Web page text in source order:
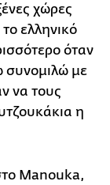
χώρες
ελληνικό
όταν
συνομιλώ με
να τους
η
Manouka,